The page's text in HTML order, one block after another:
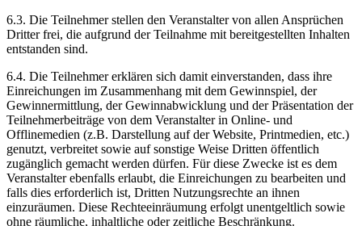
6.3. Die Teilnehmer stellen den Veranstalter von allen Ansprüchen
Dritter frei, die aufgrund der Teilnahme mit bereitgestellten Inhalten
entstanden sind.
6.4. Die Teilnehmer erklären sich damit einverstanden, dass ihre
Einreichungen im Zusammenhang mit dem Gewinnspiel, der
Gewinnermittlung, der Gewinnabwicklung und der Präsentation der
Teilnehmerbeiträge von dem Veranstalter in Online- und
Offlinemedien (z.B. Darstellung auf der Website, Printmedien, etc.)
genutzt, verbreitet sowie auf sonstige Weise Dritten öffentlich
zugänglich gemacht werden dürfen. Für diese Zwecke ist es dem
Veranstalter ebenfalls erlaubt, die Einreichungen zu bearbeiten und
falls dies erforderlich ist, Dritten Nutzungsrechte an ihnen
einzuräumen. Diese Rechteeinräumung erfolgt unentgeltlich sowie
ohne räumliche, inhaltliche oder zeitliche Beschränkung.